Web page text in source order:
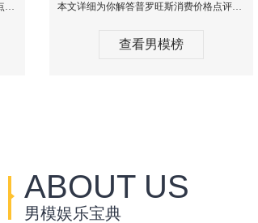
本文详细为你解答宝马会KTV消费价格点评，更多关于KTV男模小费价格哪家便宜免费咨询1333 867 6881微信同步！ 本文详细为你解答普罗旺斯消费价格点评，更多关于那个KTV酒吧找男模帅哥最多免费咨询1333 867 6881微信同步！
查看男模榜
ABOUT US
男模娱乐宝典